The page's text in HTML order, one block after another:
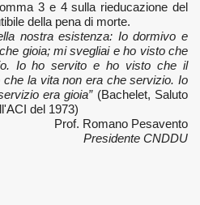
3 e 4 sulla rieducazione del
della pena di morte.
nostra esistenza: Io dormivo e
gioia; mi svegliai e ho visto che
Io ho servito e ho visto che il
la vita non era che servizio. Io
era gioia”(Bachelet, Saluto
del 1973)
Prof. Romano Pesavento
Presidente CNDDU